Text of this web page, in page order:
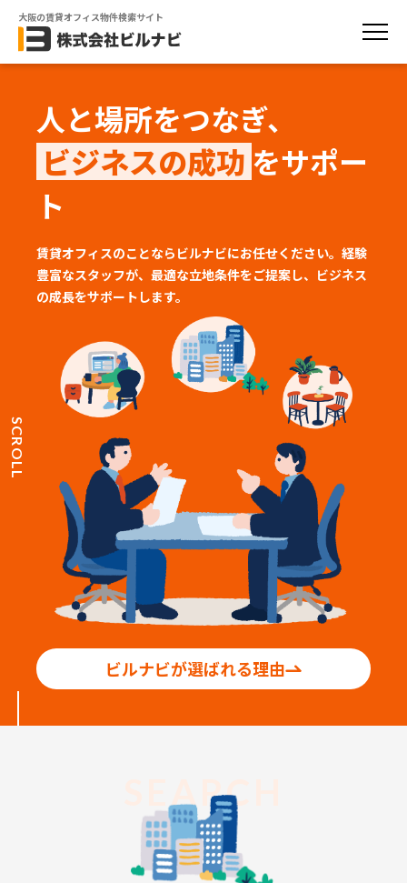
大阪の賃貸オフィス物件検索サイト
人と場所をつなぎ、
ビジネスの成功 をサポー
ト
賃貸オフィスのことならビルナビにお任せください。経験
豊富なスタッフが、 最適な立地条件をご提案し、ビジネス
の成長をサポートします。
ビルナビが選ばれる理由
SCROLL
SEARCH